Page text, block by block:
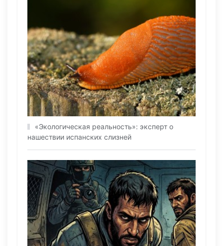
«Экологическая реальность»: эксперт о
нашествии испанских слизней